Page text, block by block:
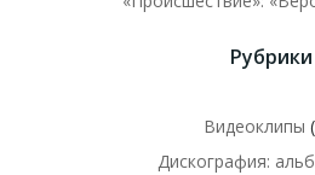
Рубрики
Видеоклипы
Дискография: